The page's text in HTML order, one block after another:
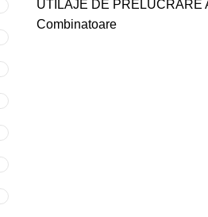
UTILAJE DE PRELUCRARE
Combinatoare